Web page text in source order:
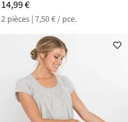
14,99 €
2 pièces | 7,50 € / pce.